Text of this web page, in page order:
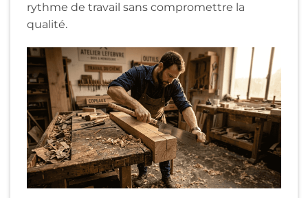
rythme de travail sans compromettre la
qualité.